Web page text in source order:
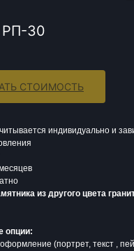
РП-30
СТОИМОСТЬ
индивидуально и
из другого цвета
опции:
(портрет, текст ,